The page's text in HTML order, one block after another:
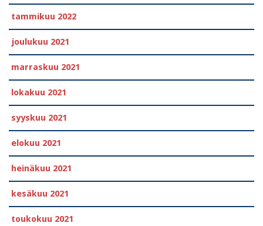
tammikuu 2022
joulukuu 2021
marraskuu 2021
lokakuu 2021
syyskuu 2021
elokuu 2021
heinäkuu 2021
kesäkuu 2021
toukokuu 2021